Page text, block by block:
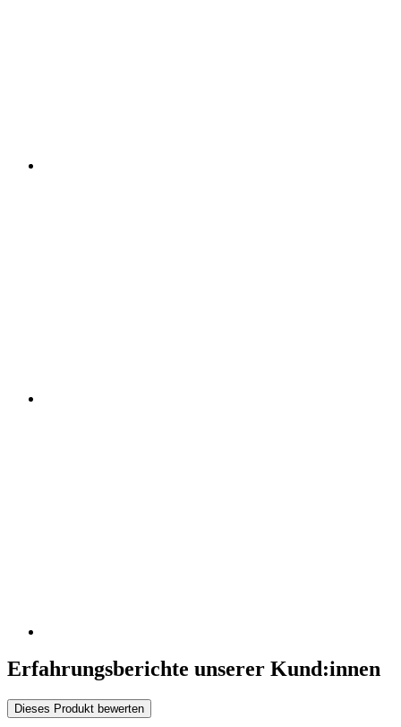
Erfahrungsberichte unserer Kund:innen
Dieses Produkt bewerten